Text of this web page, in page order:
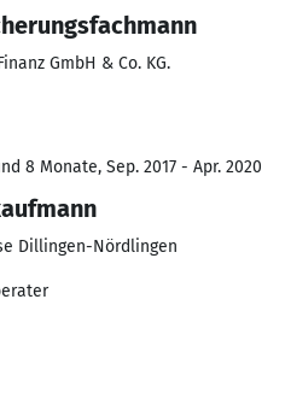
GmbH & Co. KG.
8 Monate, Sep. 2017 - Apr. 2020
Dillingen-Nördlingen